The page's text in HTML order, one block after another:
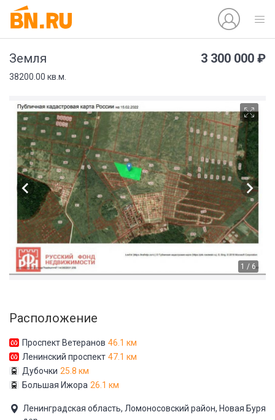
Земля 3 300 000 ₽
38200.00 кв.м.
1 / 6
Расположение
Проспект Ветеранов 46.1 км
Ленинский проспект 47.1 км
Дубочки 25.8 км
Большая Ижора 26.1 км
Ленинградская область, Ломоносовский район, Новая Буря